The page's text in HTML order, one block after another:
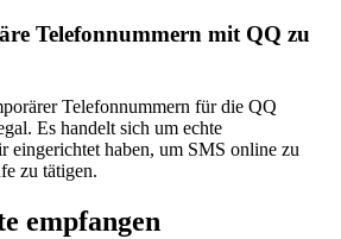
Telefonnummern mit QQ zu
Telefonnummern für die QQ
Es handelt sich um echte
eingerichtet haben, um SMS online zu
zu tätigen.
empfangen